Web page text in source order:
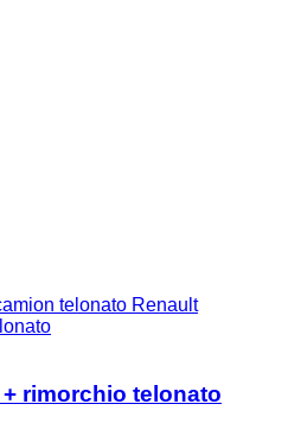
telonato Renault
+ rimorchio telonato